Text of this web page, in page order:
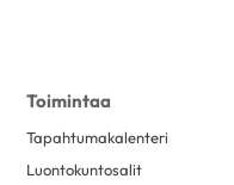
Toimintaa
Tapahtumakalenteri
Luontokuntosalit